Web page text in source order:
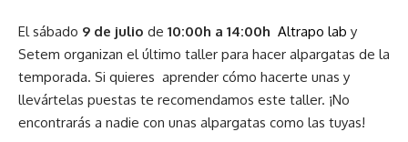
El sábado 9 de julio de 10:00h a 14:00h Altrapo lab y
Setem organizan el último taller para hacer alpargatas de la
temporada. Si quieres aprender cómo hacerte unas y
llevártelas puestas te recomendamos este taller. ¡No
encontrarás a nadie con unas alpargatas como las tuyas!